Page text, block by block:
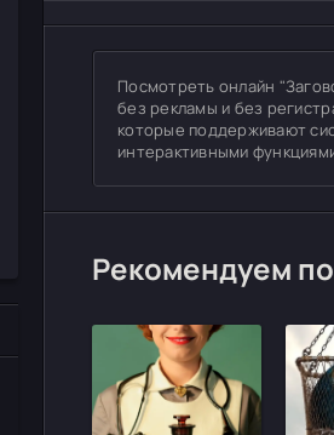
Посмотреть онлайн
без рекламы и без
которые поддерживают
интерактивными
Рекомендуем